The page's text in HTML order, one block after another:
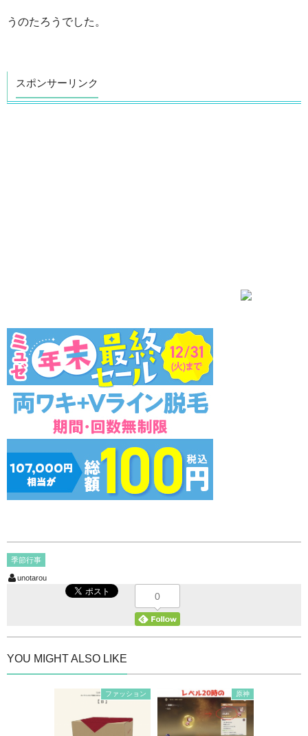
うのたろうでした。
スポンサーリンク
季節行事
unotarou
0
YOU MIGHT ALSO LIKE
ファッション 原神